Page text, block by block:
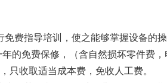
费指导培训，使之能够掌握设备的
的免费保修，（含自然损坏零件费
只收取适当成本费，免收人工费。